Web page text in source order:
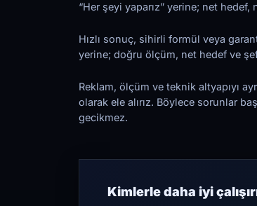
“Her şeyi yaparız” yerine; net hedef,
Hızlı sonuç, sihirli formül veya
yerine; doğru ölçüm, net hedef ve
Reklam, ölçüm ve teknik altyapıyı
olarak ele alırız. Böylece sorunlar
gecikmez.
Kimlerle daha iyi